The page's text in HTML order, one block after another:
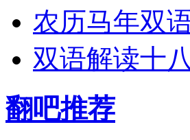
农历马年双
双语解读十
翻吧推荐